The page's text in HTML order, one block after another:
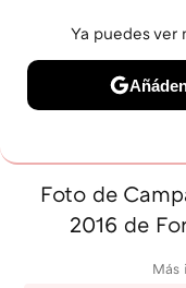
BELLEZA
Foto de
2016 de
Más
Ya puedes ver